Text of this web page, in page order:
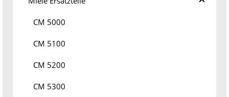
CM 5000
CM 5100
CM 5200
CM 5300